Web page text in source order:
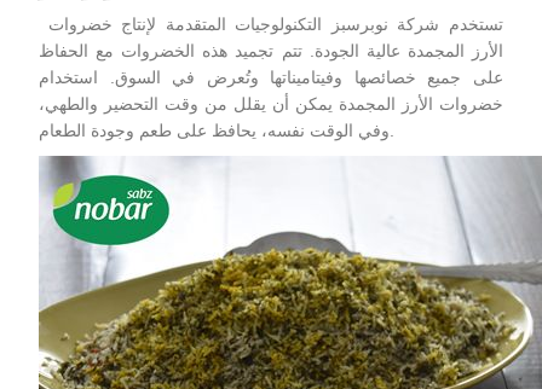
الأرز المجمدة عالية الجودة. تتم تجميد هذه الخضروات مع الحفاظ
على جميع خصائصها وفيتاميناتها وتُعرض في السوق. استخدام
خضروات الأرز المجمدة يمكن أن يقلل من وقت التحضير والطهي،